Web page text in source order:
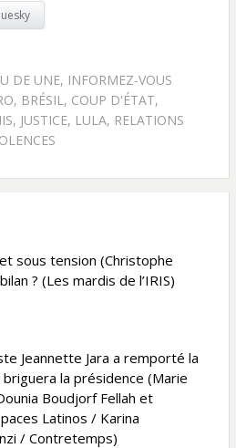
DE UNE, INFORMEZ-VOUS
, BRÉSIL , COUP D'ÉTAT,
, JUSTICE, LULA, RELATIONS
sous tension (Christophe
? (Les mardis de l’IRIS)
Jeannette Jara a remporté la
la présidence (Marie
Boudjorf Fellah et
Latinos / Karina
/ Contretemps)